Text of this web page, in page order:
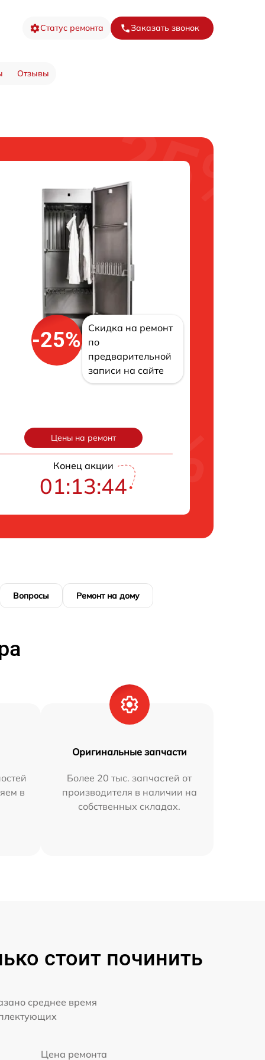
Статус ремонта Заказать звонок
Отзывы
-25%
Скидка на ремонт
по
предварительной
записи на сайте
Цены на ремонт
Конец акции
01:13:43
Вопросы Ремонт на дому
в
Оригинальные запчасти
Более 20 тыс. запчастей от
производителя в наличии на
собственных складах.
стоит починить
среднее время
Цена ремонта